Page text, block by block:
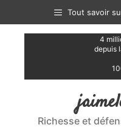
contenu
Tout savoir
4
depuis
Richesse et